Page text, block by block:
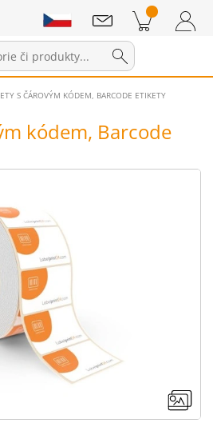
v košíku Nákupní Košík
S ČÁROVÝM KÓDEM, BARCODE ETIKETY
kódem, Barcode